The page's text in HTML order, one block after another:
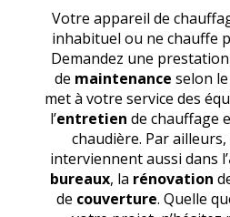
Votre appareil de
inhabituel ou ne chauffe
Demandez une
de maintenance selon
met à votre service des
l’entretien de chauffage
chaudière. Par
interviennent aussi dans l’
bureaux, la rénovation
de couverture. Quelle